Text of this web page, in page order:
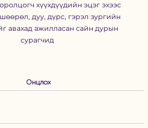
хүүхдүүдийн эцэг эхээс
дуу, дүрс, гэрэл зургийн
авахад ажилласан сайн дурын
сурагчид
Онцлох